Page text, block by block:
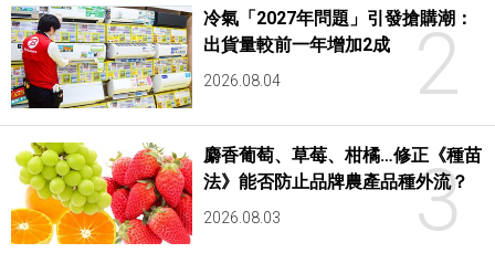
2
冷氣「2027年問題」引發搶購潮：
出貨量較前一年增加2成
2026.08.04
3
麝香葡萄、草莓、柑橘…修正《種苗
法》能否防止品牌農產品種外流？
2026.08.03